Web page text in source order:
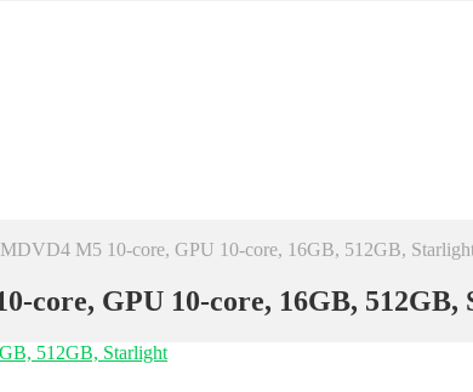
M5 10-core, GPU 10-core, 16GB, 512GB,
core, GPU 10-core, 16GB, 512GB,